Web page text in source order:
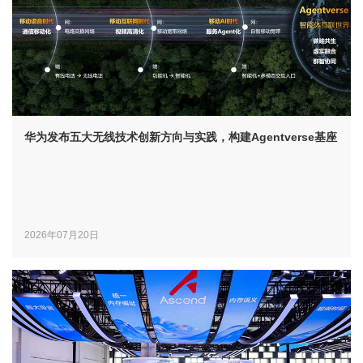
华为发布五大无线技术创新方向与实践，构建Agentverse基座
2026年07月20日